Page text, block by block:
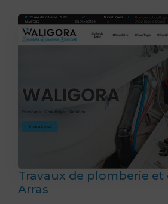
Travaux de plomberie et
Arras